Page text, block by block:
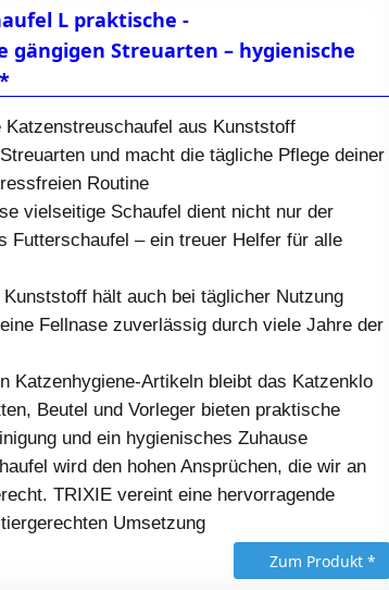
L praktische -
gängigen Streuarten – hygienische
Katzenstreuschaufel aus Kunststoff
und macht die tägliche Pflege deiner
Routine
vielseitige Schaufel dient nicht nur der
Futterschaufel – ein treuer Helfer für alle
hält auch bei täglicher Nutzung
Fellnase zuverlässig durch viele Jahre der
Katzenhygiene-Artikeln bleibt das Katzenklo
Beutel und Vorleger bieten praktische
und ein hygienisches Zuhause
wird den hohen Ansprüchen, die wir an
TRIXIE vereint eine hervorragende
Umsetzung
Zum Produkt *